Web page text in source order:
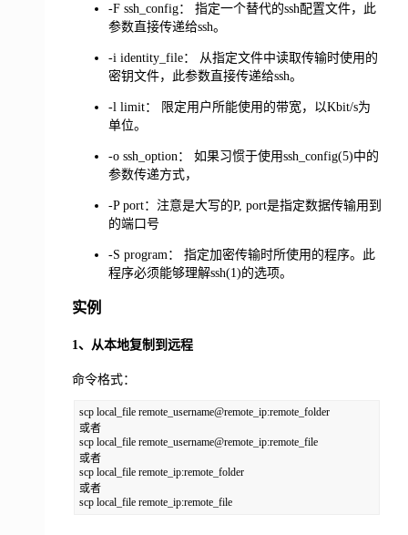
-F ssh_config： 指定一个替代的ssh配置文件，此
参数直接传递给ssh。
-i identity_file： 从指定文件中读取传输时使用的
密钥文件，此参数直接传递给ssh。
-l limit： 限定用户所能使用的带宽，以Kbit/s为
单位。
-o ssh_option： 如果习惯于使用ssh_config(5)中的
参数传递方式，
-P port：注意是大写的P, port是指定数据传输用到
的端口号
-S program： 指定加密传输时所使用的程序。此
程序必须能够理解ssh(1)的选项。
实例
1、从本地复制到远程
命令格式：
scp local_file remote_username@remote_ip:remote_folder
或者
scp local_file remote_username@remote_ip:remote_file
或者
scp local_file remote_ip:remote_folder
或者
scp local_file remote_ip:remote_file